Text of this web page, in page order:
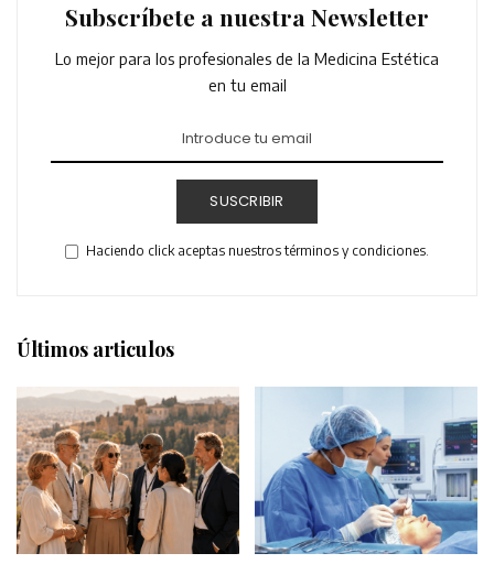
Subscríbete a nuestra Newsletter
Lo mejor para los profesionales de la Medicina Estética
en tu email
SUSCRIBIR
Haciendo click aceptas nuestros términos y condiciones.
Últimos articulos